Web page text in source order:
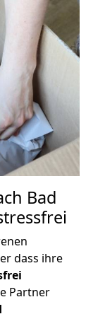
Bad
dass ihre
Partner